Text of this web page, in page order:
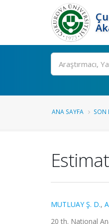
Ara
ANA SAYFA SON
MUTLUAY Ş. D.,
20 th. National